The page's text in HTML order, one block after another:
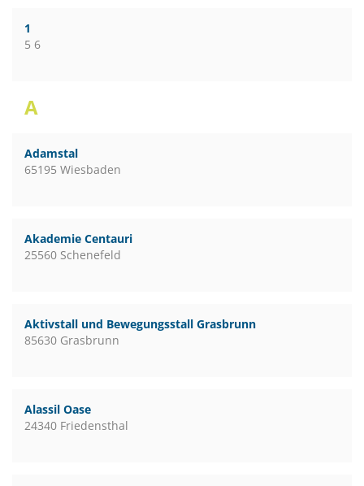
1
5 6
A
Adamstal
65195 Wiesbaden
Akademie Centauri
25560 Schenefeld
Aktivstall und Bewegungsstall Grasbrunn
85630 Grasbrunn
Alassil Oase
24340 Friedensthal